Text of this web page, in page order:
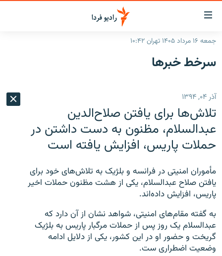
لینک‌های
قابلیت
دسترسی
بازگشت
اصلی
رفتن
صفحه
جستجو
ایران
رادیو
انتخاب کنید و بشنوید
برنامه‌های رادیویی
پادکست
چندرسانه‌ای
گزارش‌های ویدئویی
English
به ما بپیوندید
جمعه ۱۶ مرداد ۱۴۰۵ تهران ۱۰:۴۲
سرخط‌ خبرها
آذر ۰۴, ۱۳۹۴
تلاش‌ها برای یافتن صلاح‌الدین
عبدالسلام، مظنون به دست داشتن در
حملات پاریس، افزایش یافته است
مأموران امنیتی در فرانسه و بلژیک به تلاش‌های خود برای
یافتن صلاح عبدالسلام، یکی از هشت مظنون حملات اخیر
پاریس، افزایش داده‌اند.
به گفته مقام‌های امنیتی، شواهد نشان از آن دارد که
عبدالسلام یک روز پس از حملات مرگبار پاریس به بلژیک
گریخت و حضور او در این کشور، یکی از دلایل ادامه
وضعیت اضطراری ست.